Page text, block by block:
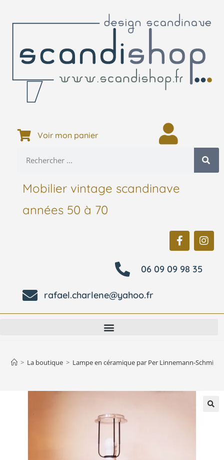
Voir mon panier
Mobilier vintage scandinave
années 50 à 70
06 09 09 98 35
rafael.charlene@yahoo.fr
> La boutique > Lampe en céramique par Per Linnemann-Schmidt